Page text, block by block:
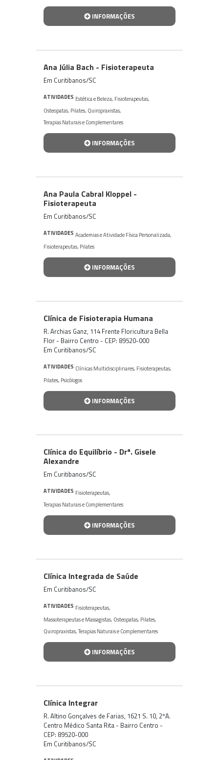
INFORMAÇÕES
Ana Júlia Bach - Fisioterapeuta
Em Curitibanos/SC
ATIVIDADES Estética e Beleza, Fisioterapeutas,
Osteopatas, Pilates, Quiropraxistas,
Terapias Naturais e Complementares
INFORMAÇÕES
Ana Paula Cabral Kloppel -
Fisioterapeuta
Em Curitibanos/SC
ATIVIDADES Academias e Atividade Física Personalizada,
Fisioterapeutas, Pilates
INFORMAÇÕES
Clínica de Fisioterapia Humana
R. Archias Ganz, 114 Frente Floricultura Bella
Flor - Bairro Centro - CEP: 89520-000
Em Curitibanos/SC
ATIVIDADES Clínicas Multidisciplinares, Fisioterapeutas,
Pilates, Psicólogos
INFORMAÇÕES
Clínica do Equilíbrio - Drª. Gisele
Alexandre
Em Curitibanos/SC
ATIVIDADES Fisioterapeutas,
Terapias Naturais e Complementares
INFORMAÇÕES
Clínica Integrada de Saúde
Em Curitibanos/SC
ATIVIDADES Fisioterapeutas,
Massoterapeutas e Massagistas, Osteopatas, Pilates,
Quiropraxistas,Terapias Naturais e Complementares
INFORMAÇÕES
Clínica Integrar
R. Altino Gonçalves de Farias, 1621 S. 10, 2ºA.
Centro Médico Santa Rita - Bairro Centro -
CEP: 89520-000
Em Curitibanos/SC